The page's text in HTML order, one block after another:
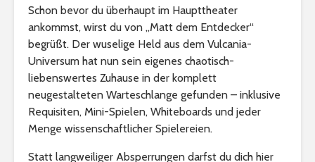
Schon bevor du überhaupt im Haupttheater
ankommst, wirst du von „Matt dem Entdecker“
begrüßt. Der wuselige Held aus dem Vulcania-
Universum hat nun sein eigenes chaotisch-
liebenswertes Zuhause in der komplett
neugestalteten Warteschlange gefunden – inklusive
Requisiten, Mini-Spielen, Whiteboards und jeder
Menge wissenschaftlicher Spielereien.
Statt langweiliger Absperrungen darfst du dich hier